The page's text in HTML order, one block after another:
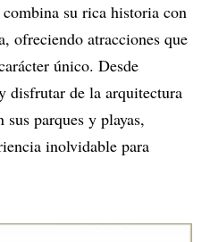
su rica historia con
ofreciendo atracciones que
único. Desde
disfrutar de la arquitectura
sus parques y playas,
inolvidable para